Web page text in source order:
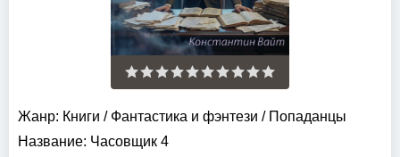
Жанр: Книги / Фантастика и фэнтези / Попаданцы
Название: Часовщик 4